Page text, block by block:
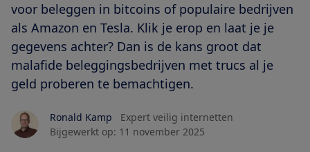
voor beleggen in bitcoins of populaire bedrijven
als Amazon en Tesla. Klik je erop en laat je je
gegevens achter? Dan is de kans groot dat
malafide beleggingsbedrijven met trucs al je
geld proberen te bemachtigen.
Ronald Kamp
Expert veilig internetten
Bijgewerkt op: 11 november 2025